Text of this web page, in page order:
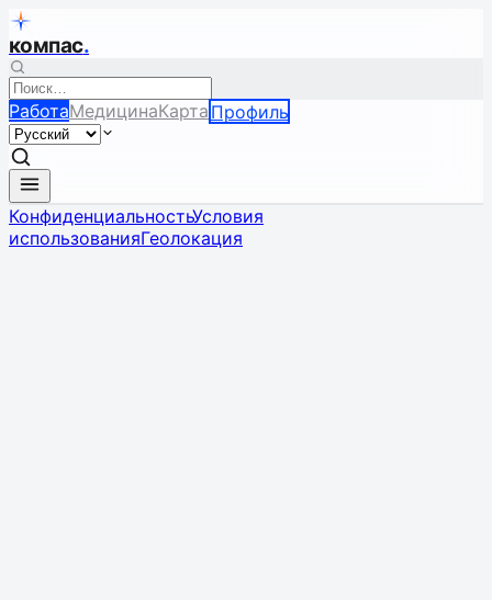
компас.
РаботаМедицинаКарта Профиль
КонфиденциальностьУсловия
использованияГеолокация